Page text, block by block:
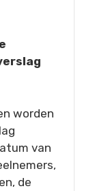
worden
van
de